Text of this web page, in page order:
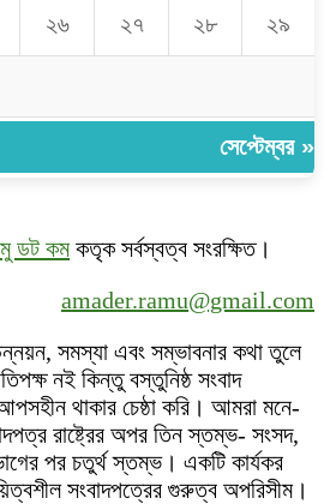
২৬ ২৭ ২৮ ২৯
সেপ্টেম্বর »
ডট কমকতৃক সর্বস্বত্ব সংরক্ষিত।
amader.ramu@gmail.com
সমস্যা এবং সম্ভাবনার কথা তুলে
নই কিন্তু বস্তুনিষ্ঠ সংবাদ
থাকার চেষ্ঠা করি। আমরা মনে-
রাষ্ট্রের অপর তিন স্তম্ভ- সংসদ,
পর চতুর্থ স্তম্ভ। একটি কার্যকর
সংবাদপত্রের গুরুত্ব অপরিসীম।